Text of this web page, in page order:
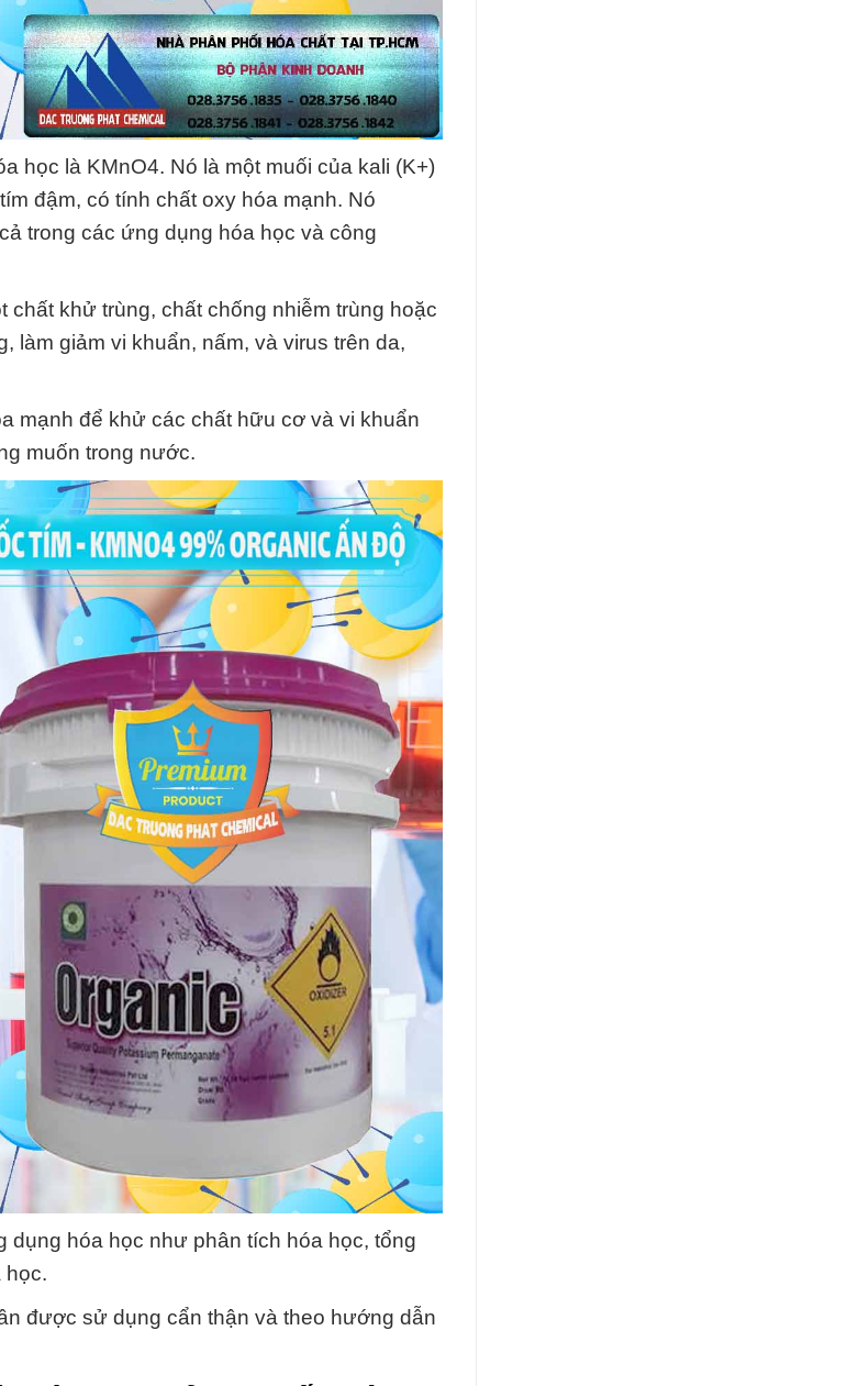
học là KMnO4. Nó là một muối của kali (K+)
đậm, có tính chất oxy hóa mạnh. Nó
trong các ứng dụng hóa học và công
khử trùng, chất chống nhiễm trùng hoặc
giảm vi khuẩn, nấm, và virus trên da,
mạnh để khử các chất hữu cơ và vi khuẩn
muốn trong nước.
hóa học như phân tích hóa học, tổng
học.
được sử dụng cẩn thận và theo hướng dẫn